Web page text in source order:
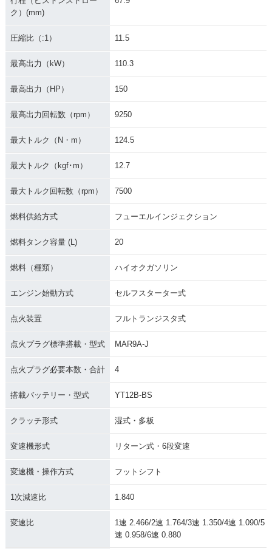
ク）(mm)
圧縮比（:1） 11.5
最高出力（kW） 110.3
最高出力（HP） 150
最高出力回転数（rpm） 9250
最大トルク（N・m） 124.5
最大トルク（kgf･m） 12.7
最大トルク回転数（rpm） 7500
燃料供給方式 フューエルインジェクション
燃料タンク容量 (L) 20
燃料（種類） ハイオクガソリン
エンジン始動方式 セルフスターター式
点火装置 フルトランジスタ式
点火プラグ標準搭載・型式 MAR9A-J
点火プラグ必要本数・合計 4
搭載バッテリー・型式 YT12B-BS
クラッチ形式 湿式・多板
変速機形式 リターン式・6段変速
変速機・操作方式 フットシフト
1次減速比 1.840
変速比
1速 2.466/2速 1.764/3速 1.350/4速 1.090/5
速 0.958/6速 0.880